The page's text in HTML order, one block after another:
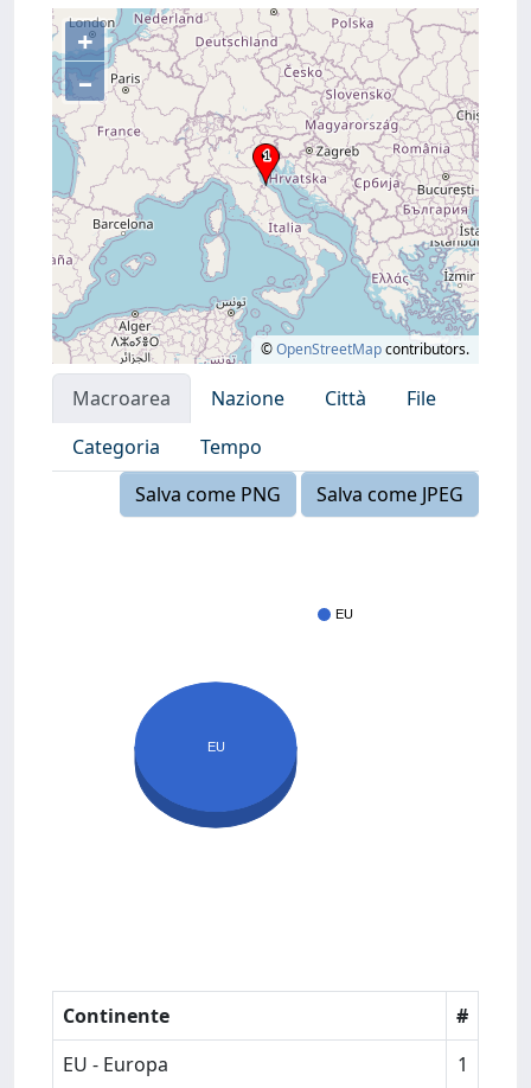
+
–
©OpenStreetMapcontributors.
Macroarea Nazione Città
File
Categoria
Tempo
Salva come PNG
Salva come JPEG
EU
EU
Continente
#
EU - Europa
1